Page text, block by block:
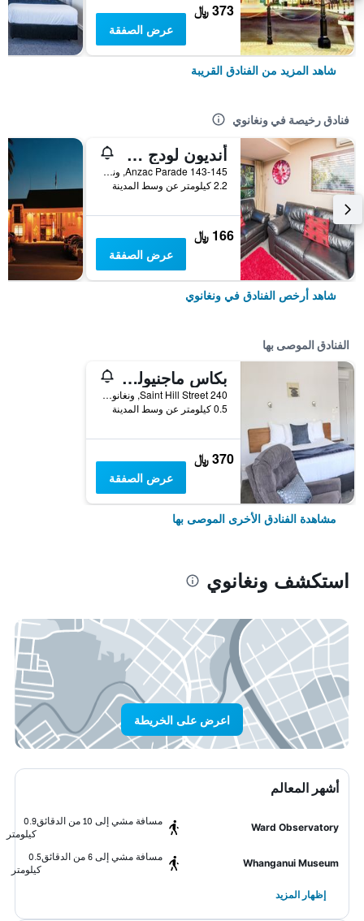
373 ﷼
عرض الصفقة
شاهد المزيد من الفنادق القريبة
فنادق رخيصة في ونغانوي
أنديون لودج موتل آند فانكشن سنتر
143-145 Anzac Parade, ونغانوي, نيوزيلندا
2.2 كيلومتر عن وسط المدينة
166 ﷼
عرض الصفقة
شاهد أرخص الفنادق في ونغانوي
الفنادق الموصى بها
بكاس ماجنيوليا موتور لودج
240 Saint Hill Street, ونغانوي, نيوزيلندا
0.5 كيلومتر عن وسط المدينة
370 ﷼
عرض الصفقة
مشاهدة الفنادق الأخرى الموصى بها
استكشف ونغانوي
اعرض على الخريطة
أشهر المعالم
Ward Observatory
مسافة مشي إلى 10 من الدقائق
0.9
كيلومتر
Whanganui Museum
مسافة مشي إلى 6 من الدقائق
0.5
كيلومتر
إظهار المزيد